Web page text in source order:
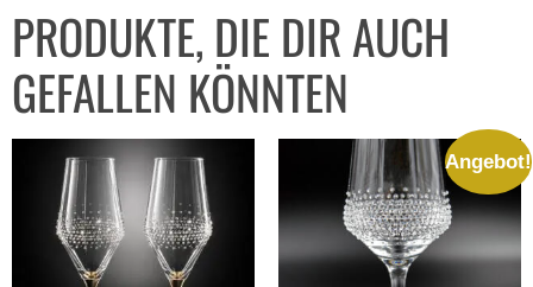
PRODUKTE, DIE DIR AUCH
GEFALLEN KÖNNTEN
Angebot!